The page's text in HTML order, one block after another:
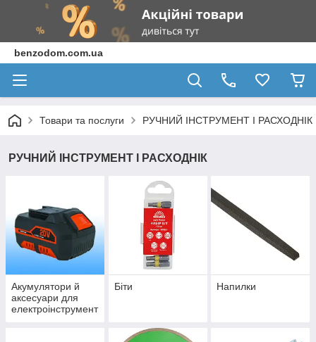
benzodom.com.ua
Товари та послуги РУЧНИЙ ІНСТРУМЕНТ І РАСХОДНІК
РУЧНИЙ ІНСТРУМЕНТ І РАСХОДНІК
Акумулятори й
аксесуари для
електроінструмент
Біти Напилки